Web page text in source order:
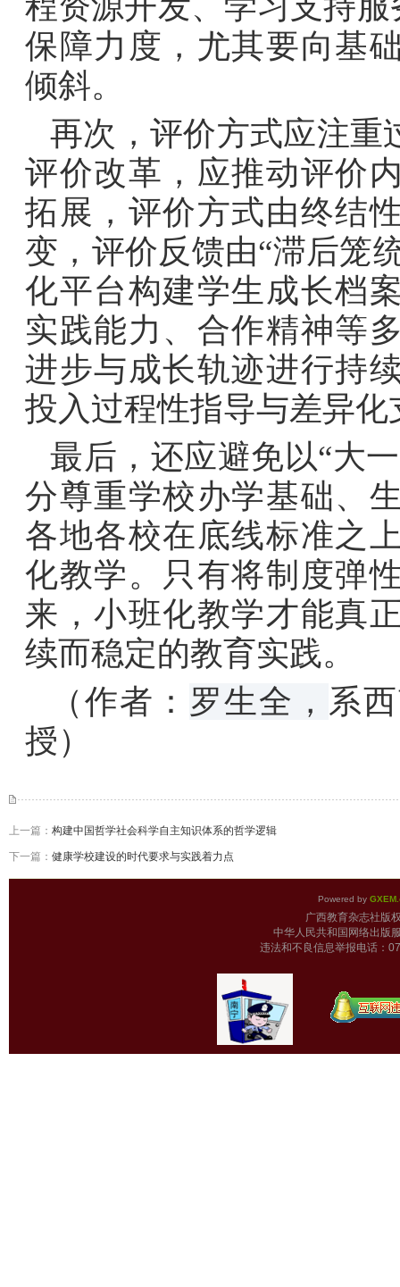
保障力度，尤其要向基
倾斜。
再次，评价方式应注重
评价改革，应推动评价
拓展，评价方式由终结
变，评价反馈由“滞后笼
化平台构建学生成长档
实践能力、合作精神等
进步与成长轨迹进行持
投入过程性指导与差异化
最后，还应避免以“大
分尊重学校办学基础、
各地各校在底线标准之
化教学。只有将制度弹
来，小班化教学才能真
续而稳定的教育实践。
（作者： 罗生全， 系
授）
上一篇： 构建中国哲学社会科学自主知识体系的哲学逻辑
下一篇： 健康学校建设的时代要求与实践着力点
Powered by
广西教育杂志
中华人民共和国网络出版
违法和不良信息举报电话：